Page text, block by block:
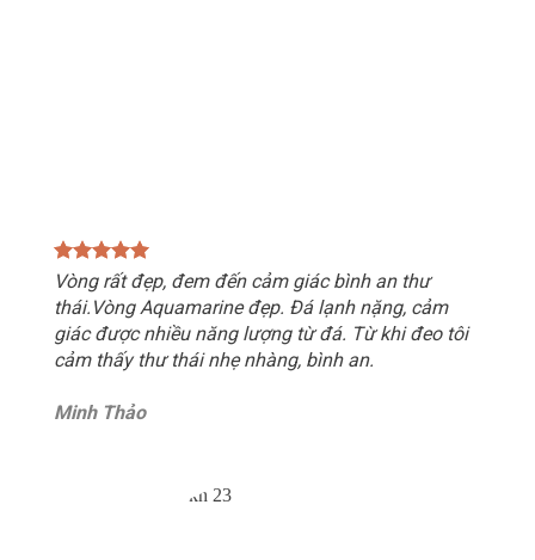
Vòng rất đẹp, đem đến cảm giác bình an thư
thái.Vòng Aquamarine đẹp. Đá lạnh nặng, cảm
giác được nhiều năng lượng từ đá. Từ khi đeo tôi
cảm thấy thư thái nhẹ nhàng, bình an.
Minh Thảo